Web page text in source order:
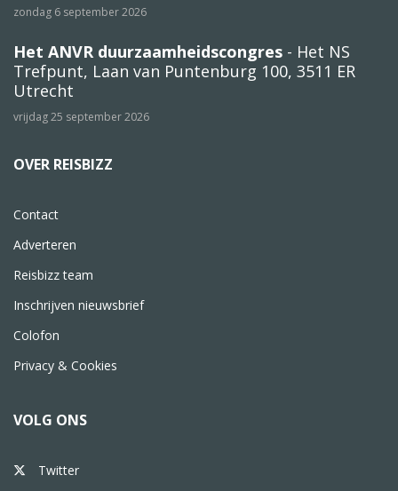
zondag 6 september 2026
Het ANVR duurzaamheidscongres - Het NS
Trefpunt, Laan van Puntenburg 100, 3511 ER
Utrecht
vrijdag 25 september 2026
OVER REISBIZZ
Contact
Adverteren
Reisbizz team
Inschrijven nieuwsbrief
Colofon
Privacy & Cookies
VOLG ONS
Twitter